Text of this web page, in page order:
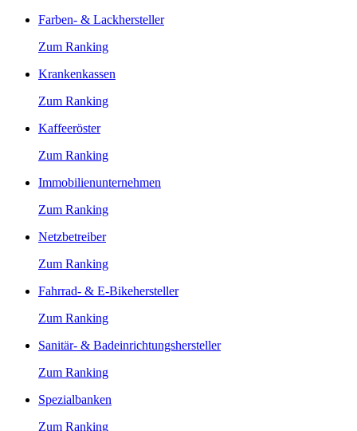
Farben- & Lackhersteller
Zum Ranking
Krankenkassen
Zum Ranking
Kaffeeröster
Zum Ranking
Immobilienunternehmen
Zum Ranking
Netzbetreiber
Zum Ranking
Fahrrad- & E-Bikehersteller
Zum Ranking
Sanitär- & Badeinrichtungshersteller
Zum Ranking
Spezialbanken
Zum Ranking